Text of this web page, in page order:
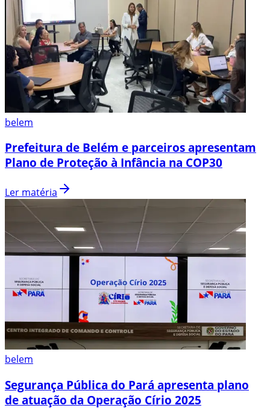
belem
Prefeitura de Belém e parceiros apresentam
Plano de Proteção à Infância na COP30
Ler matéria
belem
Segurança Pública do Pará apresenta plano
de atuação da Operação Círio 2025